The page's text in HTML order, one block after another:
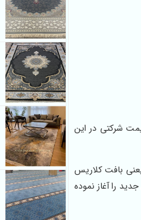
کارخانه با قیمت شرکتی در این
یعنی بافت کلاریس
را آغاز نموده